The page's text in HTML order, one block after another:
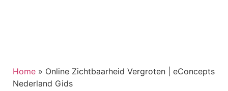
Home » Online Zichtbaarheid Vergroten | eConcepts
Nederland Gids